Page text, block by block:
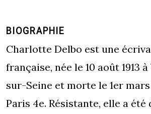
BIOGRAPHIE
Charlotte Delbo est une
française, née le 10 août 1913
sur-Seine et morte le 1er mars
Paris 4e. Résistante, elle a été